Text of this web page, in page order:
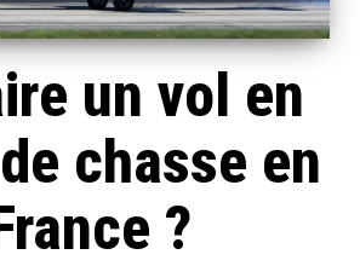
un vol en
chasse en
?